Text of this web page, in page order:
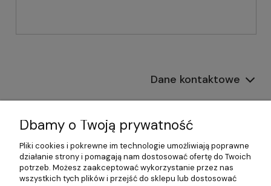
Dane kontaktowe
Płatności i dostawa
Pomoc
Dbamy o Twoją prywatność
Pliki cookies i pokrewne im technologie umożliwiają poprawne
działanie strony i pomagają nam dostosować ofertę do Twoich
potrzeb. Możesz zaakceptować wykorzystanie przez nas
wszystkich tych plików i przejść do sklepu lub dostosować